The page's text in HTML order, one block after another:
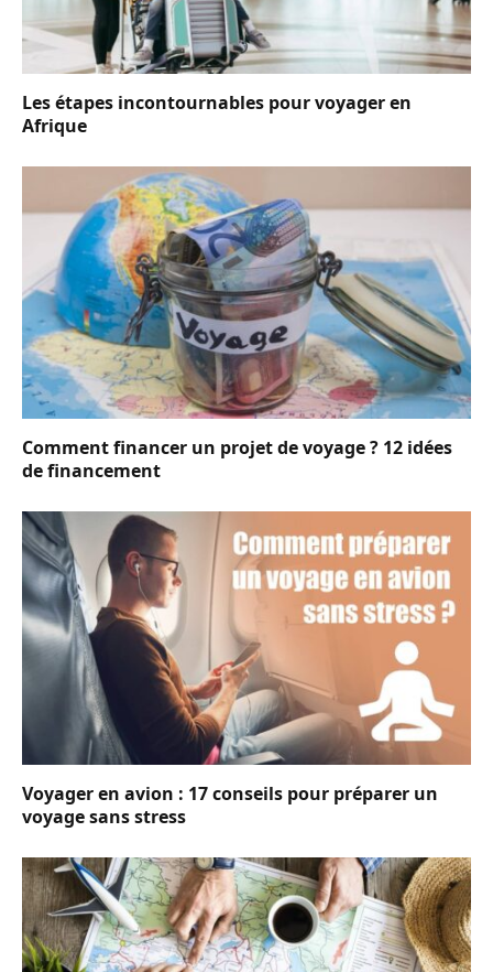
Les étapes incontournables pour voyager en
Afrique
Comment financer un projet de voyage ? 12 idées
de financement
Voyager en avion : 17 conseils pour préparer un
voyage sans stress